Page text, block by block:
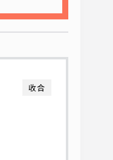
收合